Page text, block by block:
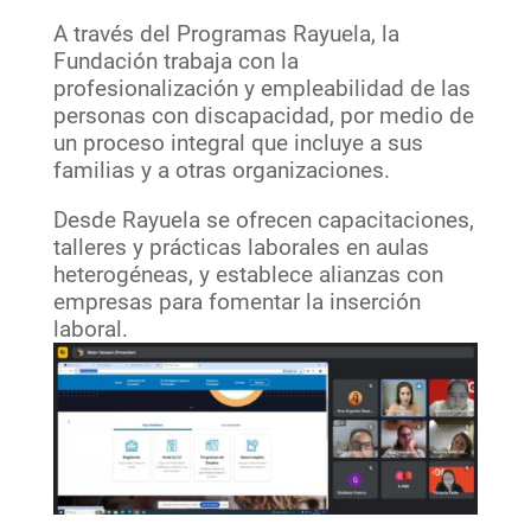
A través del Programas Rayuela, la
Fundación trabaja con la
profesionalización y empleabilidad de las
personas con discapacidad, por medio de
un proceso integral que incluye a sus
familias y a otras organizaciones.
Desde Rayuela se ofrecen capacitaciones,
talleres y prácticas laborales en aulas
heterogéneas, y establece alianzas con
empresas para fomentar la inserción
laboral.